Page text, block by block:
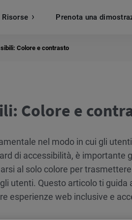
Risorse Prenota una
Cerca
Colore e contrasto
Colore e
nel modo in cui gli
di accessibilità, è importante
al solo colore per
utenti. Questo articolo ti guida
esperienze web inclusive e